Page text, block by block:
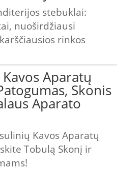
stebuklai:
nuoširdžiausi
rinkos
Aparatų
Skonis
Aparato
Kavos Aparatų
Tobulą Skonį ir